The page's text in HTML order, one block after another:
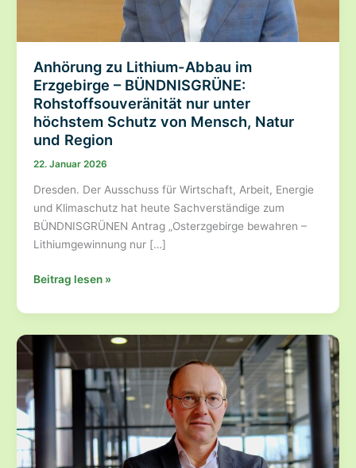
Anhörung zu Lithium-Abbau im
Erzgebirge – BÜNDNISGRÜNE:
Rohstoffsouveränität nur unter
höchstem Schutz von Mensch, Natur
und Region
22. Januar 2026
Dresden. Der Ausschuss für Wirtschaft, Arbeit, Energie
und Klimaschutz hat heute Sachverständige zum
BÜNDNISGRÜNEN Antrag „Osterzgebirge bewahren –
Lithiumgewinnung nur […]
Anhörung
Lithium-
Abbau
im
Erzgebirge
–
BÜNDNISGRÜNE:
Rohstoffsouveränität
nur
unter
Beitrag lesen »